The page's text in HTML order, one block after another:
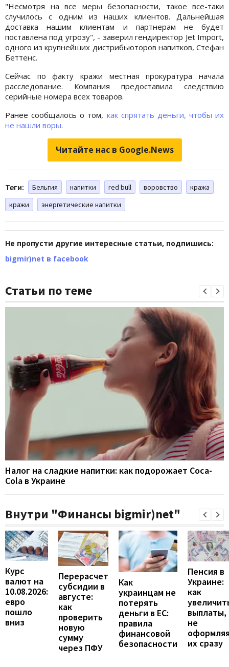
"Несмотря на все меры безопасности, такое все-таки
случилось с одним из наших клиентов. Дальнейшая
доставка нашим клиентам и партнерам не будет
поставлена под угрозу", - заверил гендиректор Jet Import,
одного из крупнейших дистрибьюторов напитков, Стефан
Беттенс.
Сейчас по факту кражи местная прокуратура начала
расследование. Компания предоставила следствию
серийные номера всех товаров.
Ранее сообщалось о том, как спрятать деньги, чтобы их
не нашли воры.
Читайте нас в Google.News
Теги: Бельгия напитки red bull воровство
кража
кражи
энергетические напитки
Не пропусти другие интересные статьи, подпишись:
bigmir)net в facebook
Статьи по теме
Налог на сладкие напитки: как подорожает Coca-
Cola в Украине
Внутри "Финансы bigmir)net"
Курс
валют на
10.08.2026:
евро
пошло
вниз
Перерасчет
субсидии в
августе:
как
проверить
новую
сумму
через ПФУ
Как
украинцам не
потерять
деньги в ЕС:
правила
финансовой
безопасности
Пенсия в
Украине:
как
выплаты,
не
их сразу